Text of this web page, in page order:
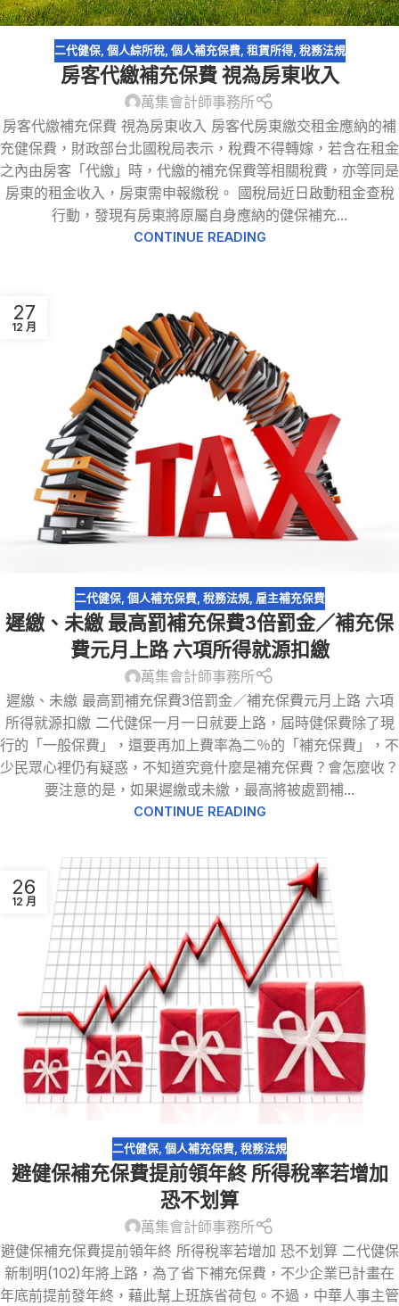
二代健保, 個人綜所稅, 個人補充保費, 租賃所得, 稅務法規
房客代繳補充保費 視為房東收入
萬集會計師事務所
房客代繳補充保費 視為房東收入 房客代房東繳交租金應納的補
充健保費，財政部台北國稅局表示，稅費不得轉嫁，若含在租金
之內由房客「代繳」時，代繳的補充保費等相關稅費，亦等同是
房東的租金收入，房東需申報繳稅。 國稅局近日啟動租金查稅
行動，發現有房東將原屬自身應納的健保補充...
CONTINUE READING
27
12 月
二代健保, 個人補充保費, 稅務法規, 雇主補充保費
遲繳、未繳 最高罰補充保費3倍罰金／補充保
費元月上路 六項所得就源扣繳
萬集會計師事務所
遲繳、未繳 最高罰補充保費3倍罰金／補充保費元月上路 六項
所得就源扣繳 二代健保一月一日就要上路，屆時健保費除了現
行的「一般保費」，還要再加上費率為二％的「補充保費」，不
少民眾心裡仍有疑惑，不知道究竟什麼是補充保費？會怎麼收？
要注意的是，如果遲繳或未繳，最高將被處罰補...
CONTINUE READING
26
12 月
二代健保, 個人補充保費, 稅務法規
避健保補充保費提前領年終 所得稅率若增加
恐不划算
萬集會計師事務所
避健保補充保費提前領年終 所得稅率若增加 恐不划算 二代健保
新制明(102)年將上路，為了省下補充保費，不少企業已計畫在
年底前提前發年終，藉此幫上班族省荷包。不過，中華人事主管